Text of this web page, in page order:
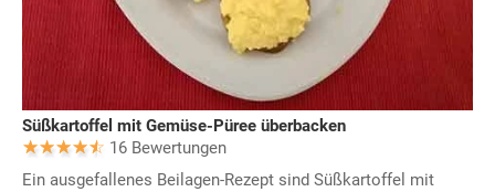
Süßkartoffel mit Gemüse-Püree überbacken
16 Bewertungen
Ein ausgefallenes Beilagen-Rezept sind Süßkartoffel mit